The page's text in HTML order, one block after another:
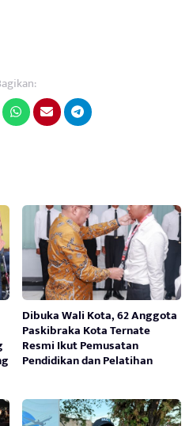
Dibuka Wali Kota, 62 Anggota
Paskibraka Kota Ternate
Resmi Ikut Pemusatan
Pendidikan dan Pelatihan